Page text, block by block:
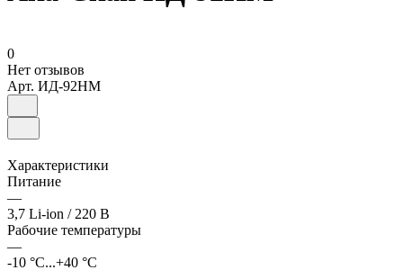
0
Нет отзывов
Арт. ИД-92НМ
Характеристики
Питание
—
3,7 Li-ion / 220 В
Рабочие температуры
—
-10 °С...+40 °С